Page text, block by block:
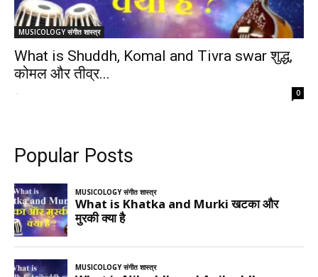
MUSICOLOGY संगीत शास्त्र
What is Shuddh, Komal and Tivra swar शुद्ध,
कोमल और तीव्र...
- 0
Popular Posts